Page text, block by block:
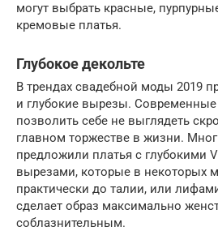
могут выбрать красные,
кремовые платья.
Глубокое декольте
В трендах свадебной моды 2019
и глубокие вырезы. Современные
позволить себе не выглядеть
главном торжестве в жизни.
предложили платья с глубокими
вырезами, которые в некоторых
практически до талии, или
сделает образ максимально
соблазнительным.